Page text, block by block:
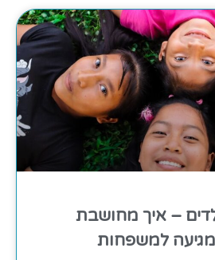
– איך מחושבת
למשפחות